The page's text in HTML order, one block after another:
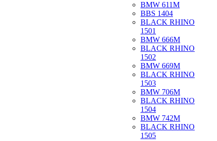
BMW 611M
BBS 1404
BLACK RHINO
1501
BMW 666M
BLACK RHINO
1502
BMW 669M
BLACK RHINO
1503
BMW 706M
BLACK RHINO
1504
BMW 742M
BLACK RHINO
1505